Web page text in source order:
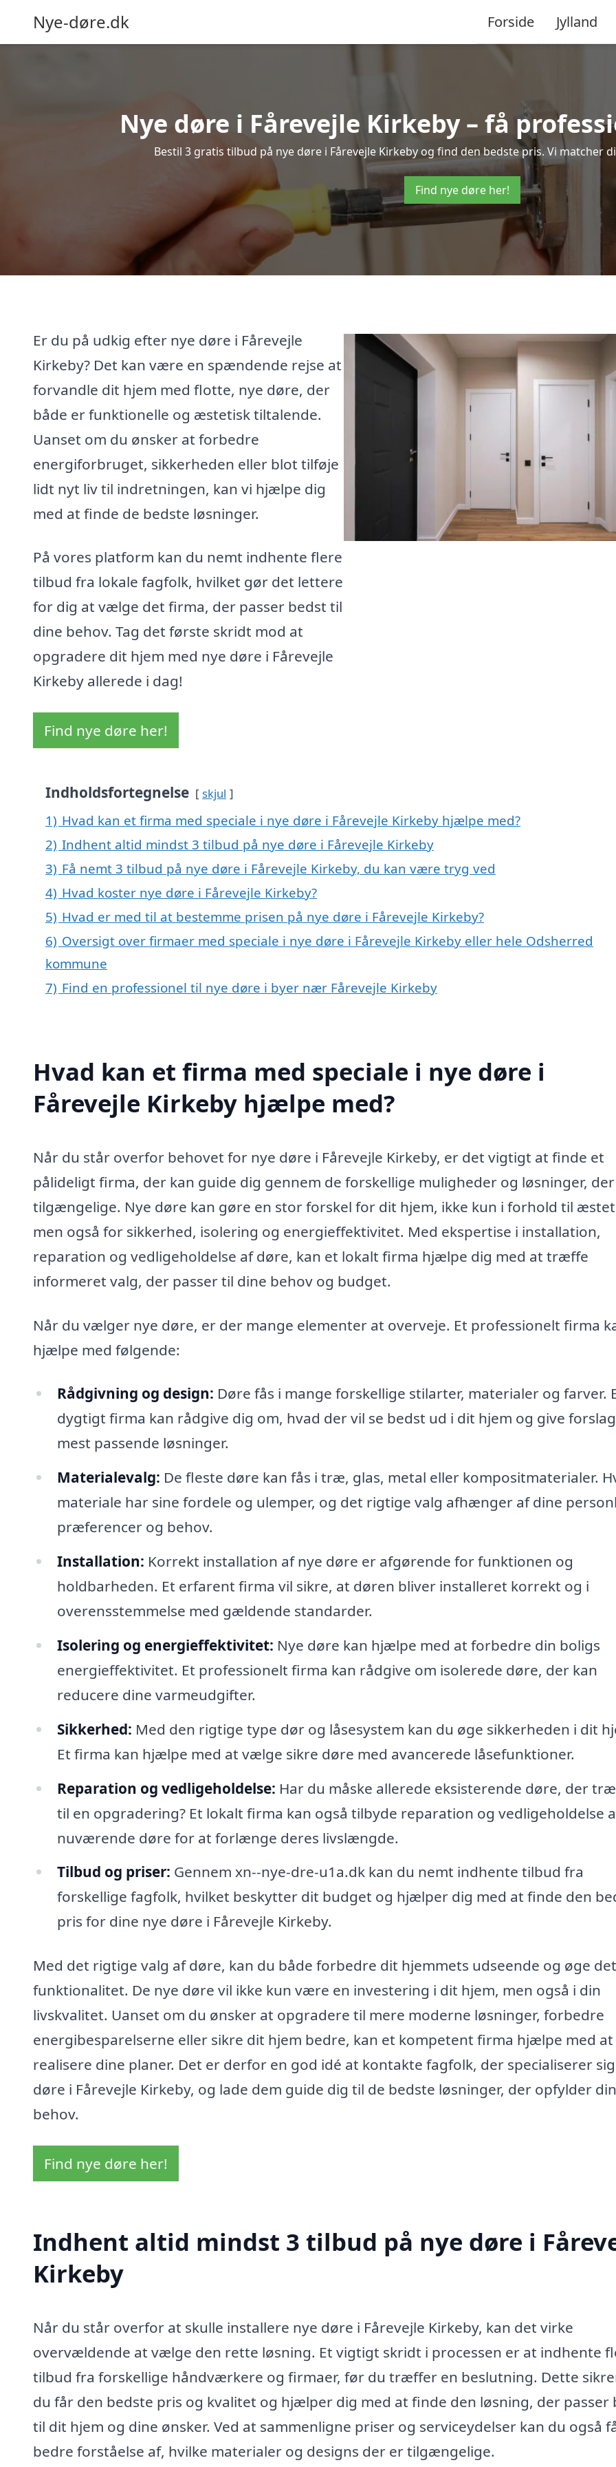
Nye-døre.dk Forside Jylland
Nye døre i Fårevejle Kirkeby – få
Bestil 3 gratis tilbud på nye døre i Fårevejle Kirkeby og find den bedste pris. Vi matcher
Find nye døre her!
Er du på udkig efter nye døre i Fårevejle
Kirkeby? Det kan være en spændende rejse at
forvandle dit hjem med flotte, nye døre, der
både er funktionelle og æstetisk tiltalende.
Uanset om du ønsker at forbedre
energiforbruget, sikkerheden eller blot tilføje
lidt nyt liv til indretningen, kan vi hjælpe dig
med at finde de bedste løsninger.
På vores platform kan du nemt indhente flere
tilbud fra lokale fagfolk, hvilket gør det lettere
for dig at vælge det firma, der passer bedst til
dine behov. Tag det første skridt mod at
opgradere dit hjem med nye døre i Fårevejle
Kirkeby allerede i dag!
Find nye døre her!
Indholdsfortegnelse skjul
1) Hvad kan et firma med speciale i nye døre i Fårevejle Kirkeby hjælpe med?
2) Indhent altid mindst 3 tilbud på nye døre i Fårevejle Kirkeby
3) Få nemt 3 tilbud på nye døre i Fårevejle Kirkeby, du kan være tryg ved
4) Hvad koster nye døre i Fårevejle Kirkeby?
5) Hvad er med til at bestemme prisen på nye døre i Fårevejle Kirkeby?
6) Oversigt over firmaer med speciale i nye døre i Fårevejle Kirkeby eller hele Odsherred
kommune
7) Find en professionel til nye døre i byer nær Fårevejle Kirkeby
Hvad kan et firma med speciale i nye døre i
Fårevejle Kirkeby hjælpe med?
Når du står overfor behovet for nye døre i Fårevejle Kirkeby, er det vigtigt at finde et
pålideligt firma, der kan guide dig gennem de forskellige muligheder og løsninger,
tilgængelige. Nye døre kan gøre en stor forskel for dit hjem, ikke kun i forhold til
men også for sikkerhed, isolering og energieffektivitet. Med ekspertise i installation,
reparation og vedligeholdelse af døre, kan et lokalt firma hjælpe dig med at træffe
informeret valg, der passer til dine behov og budget.
Når du vælger nye døre, er der mange elementer at overveje. Et professionelt firma
hjælpe med følgende:
Rådgivning og design: Døre fås i mange forskellige stilarter, materialer og farver.
dygtigt firma kan rådgive dig om, hvad der vil se bedst ud i dit hjem og give
mest passende løsninger.
Materialevalg: De fleste døre kan fås i træ, glas, metal eller kompositmaterialer.
materiale har sine fordele og ulemper, og det rigtige valg afhænger af dine
præferencer og behov.
Installation: Korrekt installation af nye døre er afgørende for funktionen og
holdbarheden. Et erfarent firma vil sikre, at døren bliver installeret korrekt og i
overensstemmelse med gældende standarder.
Isolering og energieffektivitet: Nye døre kan hjælpe med at forbedre din boligs
energieffektivitet. Et professionelt firma kan rådgive om isolerede døre, der kan
reducere dine varmeudgifter.
Sikkerhed: Med den rigtige type dør og låsesystem kan du øge sikkerheden i dit
Et firma kan hjælpe med at vælge sikre døre med avancerede låsefunktioner.
Reparation og vedligeholdelse: Har du måske allerede eksisterende døre, der
til en opgradering? Et lokalt firma kan også tilbyde reparation og vedligeholdelse
nuværende døre for at forlænge deres livslængde.
Tilbud og priser: Gennem xn--nye-dre-u1a.dk kan du nemt indhente tilbud fra
forskellige fagfolk, hvilket beskytter dit budget og hjælper dig med at finde den
pris for dine nye døre i Fårevejle Kirkeby.
Med det rigtige valg af døre, kan du både forbedre dit hjemmets udseende og øge
funktionalitet. De nye døre vil ikke kun være en investering i dit hjem, men også i din
livskvalitet. Uanset om du ønsker at opgradere til mere moderne løsninger, forbedre
energibesparelserne eller sikre dit hjem bedre, kan et kompetent firma hjælpe med at
realisere dine planer. Det er derfor en god idé at kontakte fagfolk, der specialiserer
døre i Fårevejle Kirkeby, og lade dem guide dig til de bedste løsninger, der opfylder
behov.
Find nye døre her!
Indhent altid mindst 3 tilbud på nye døre i
Kirkeby
Når du står overfor at skulle installere nye døre i Fårevejle Kirkeby, kan det virke
overvældende at vælge den rette løsning. Et vigtigt skridt i processen er at indhente
tilbud fra forskellige håndværkere og firmaer, før du træffer en beslutning. Dette
du får den bedste pris og kvalitet og hjælper dig med at finde den løsning, der passer
til dit hjem og dine ønsker. Ved at sammenligne priser og serviceydelser kan du også
bedre forståelse af, hvilke materialer og designs der er tilgængelige.